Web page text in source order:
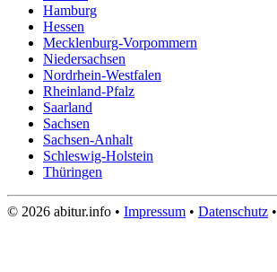
Hamburg
Hessen
Mecklenburg-Vorpommern
Niedersachsen
Nordrhein-Westfalen
Rheinland-Pfalz
Saarland
Sachsen
Sachsen-Anhalt
Schleswig-Holstein
Thüringen
© 2026 abitur.info • Impressum • Datenschutz •